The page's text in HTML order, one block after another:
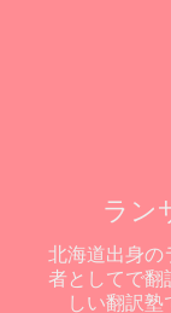
ラン
北海道出身の
者としてで翻
しい翻訳塾